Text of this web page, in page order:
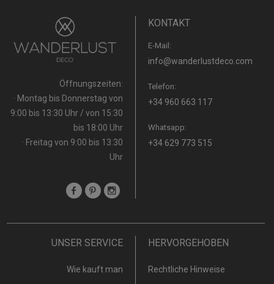
Öffnungszeiten:
· Montag bis Donnerstag von
9:00 bis 13:30 Uhr / von 15:30
bis 18:00 Uhr
· Freitag von 9:00 bis 13:30
Uhr
KONTAKT
E-Mail:
info@wanderlustdeco.com
Telefon:
+34 960 663 117
Whatsapp:
+34 629 773 515
UNSER SERVICE
Wie kauft man
HERVORGEHOBEN
Rechtliche Hinweise